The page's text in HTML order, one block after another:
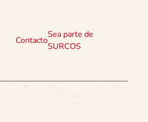
Contacto
Sea parte de
SURCOS